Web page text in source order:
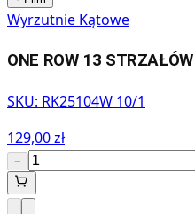
Wyrzutnie Kątowe
ONE ROW 13
SKU: RK25104W 10/1
129,00 zł
−